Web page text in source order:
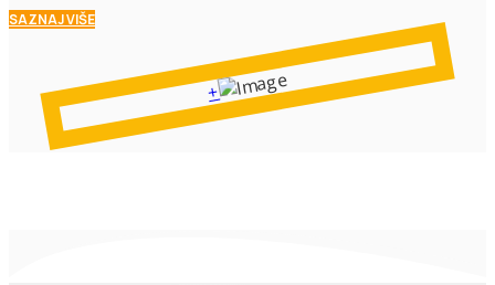
SAZNAJ VIŠE
+